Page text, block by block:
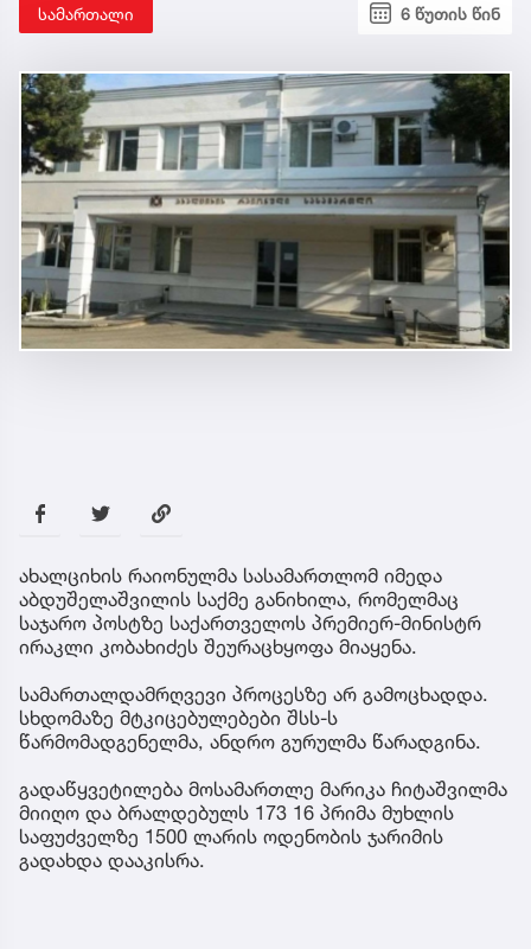
სამართალი 6 წუთის წინ
ახალციხის რაიონულმა სასამართლომ იმედა
აბდუშელაშვილის საქმე განიხილა, რომელმაც
საჯარო პოსტზე საქართველოს პრემიერ-მინისტრ
ირაკლი კობახიძეს შეურაცხყოფა მიაყენა.
სამართალდამრღვევი პროცესზე არ გამოცხადდა.
სხდომაზე მტკიცებულებები შსს-ს
წარმომადგენელმა, ანდრო გურულმა წარადგინა.
გადაწყვეტილება მოსამართლე მარიკა ჩიტაშვილმა
მიიღო და ბრალდებულს 173 16 პრიმა მუხლის
საფუძველზე 1500 ლარის ოდენობის ჯარიმის
გადახდა დააკისრა.